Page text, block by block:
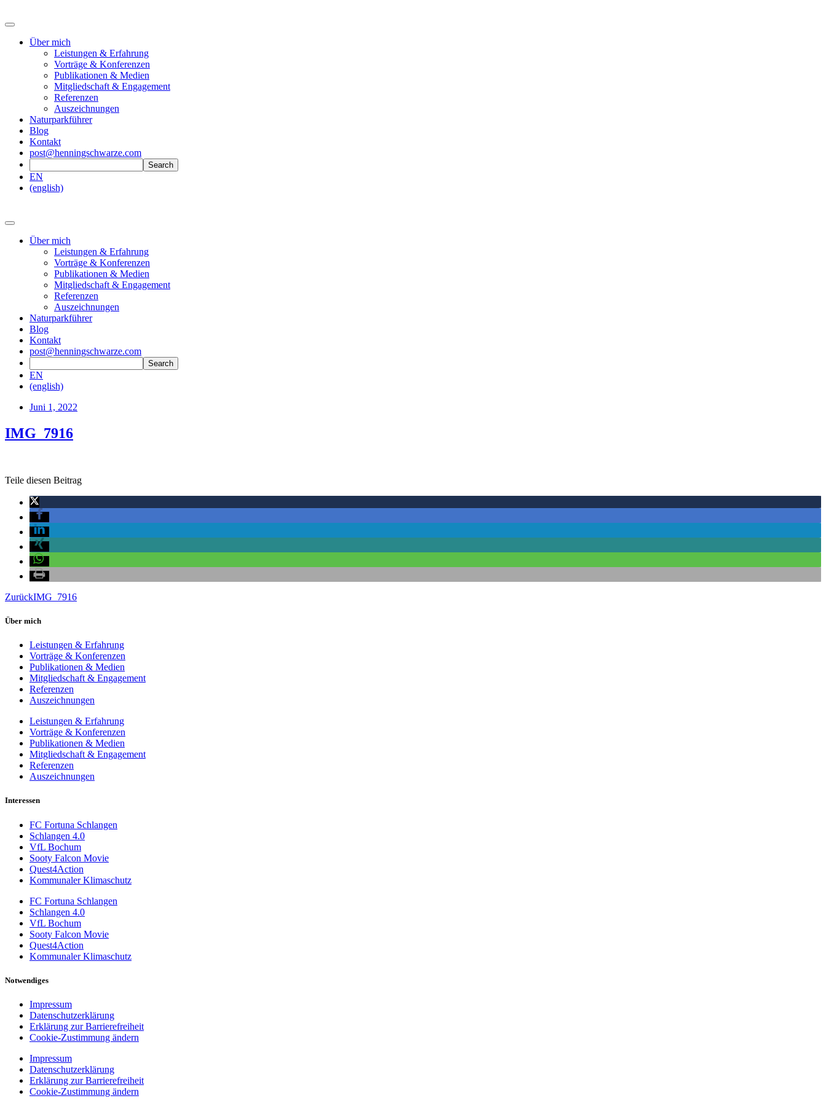
Über mich
Leistungen & Erfahrung
Vorträge & Konferenzen
Publikationen & Medien
Mitgliedschaft & Engagement
Referenzen
Auszeichnungen
Naturparkführer
Blog
Kontakt
post@henningschwarze.com
EN
(english)
Über mich
Leistungen & Erfahrung
Vorträge & Konferenzen
Publikationen & Medien
Mitgliedschaft & Engagement
Referenzen
Auszeichnungen
Naturparkführer
Blog
Kontakt
post@henningschwarze.com
EN
(english)
Juni 1, 2022
IMG_7916
Teile diesen Beitrag
ZurückIMG_7916
Über mich
Leistungen & Erfahrung
Vorträge & Konferenzen
Publikationen & Medien
Mitgliedschaft & Engagement
Referenzen
Auszeichnungen
Leistungen & Erfahrung
Vorträge & Konferenzen
Publikationen & Medien
Mitgliedschaft & Engagement
Referenzen
Auszeichnungen
Interessen
FC Fortuna Schlangen
Schlangen 4.0
VfL Bochum
Sooty Falcon Movie
Quest4Action
Kommunaler Klimaschutz
FC Fortuna Schlangen
Schlangen 4.0
VfL Bochum
Sooty Falcon Movie
Quest4Action
Kommunaler Klimaschutz
Notwendiges
Impressum
Datenschutzerklärung
Erklärung zur Barrierefreiheit
Cookie-Zustimmung ändern
Impressum
Datenschutzerklärung
Erklärung zur Barrierefreiheit
Cookie-Zustimmung ändern